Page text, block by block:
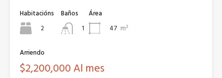
Habitacións
2
Baños
1
Área
47 m²
Arriendo
$2,200,000 Al mes